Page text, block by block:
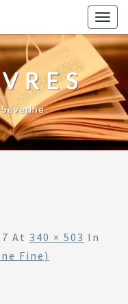
At 340 × 503 In
Fine)